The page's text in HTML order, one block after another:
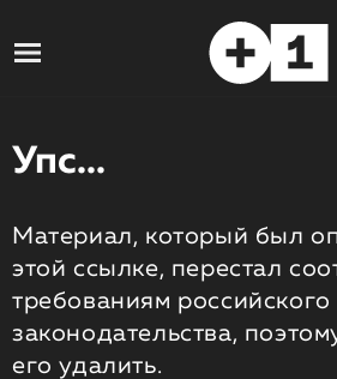
Упс...
Материал, который был
этой ссылке, перестал
требованиям российского
законодательства,
его удалить.